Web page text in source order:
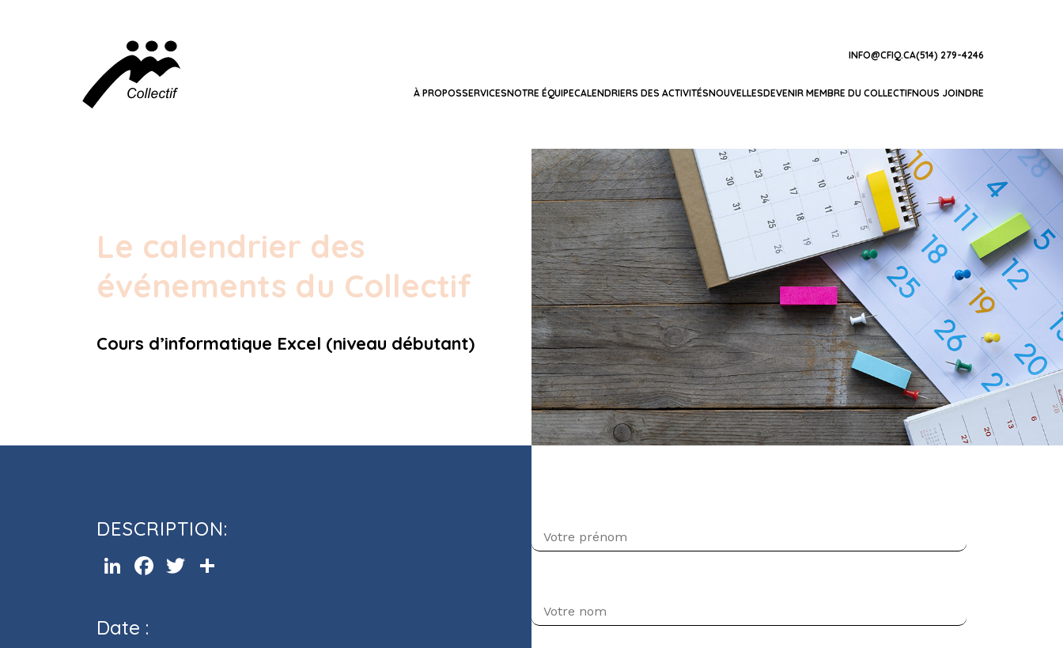
INFO@CFIQ.CA(514) 279-4246
À PROPOSSERVICESNOTRE ÉQUIPECALENDRIERS DES ACTIVITÉSNOUVELLESDEVENIR MEMBRE DU COLLECTIFNOUS JOINDRE
Le calendrier des
événements du Collectif
Cours d’informatique Excel (niveau débutant)
DESCRIPTION:
LinkedInFacebookTwitter
Date :